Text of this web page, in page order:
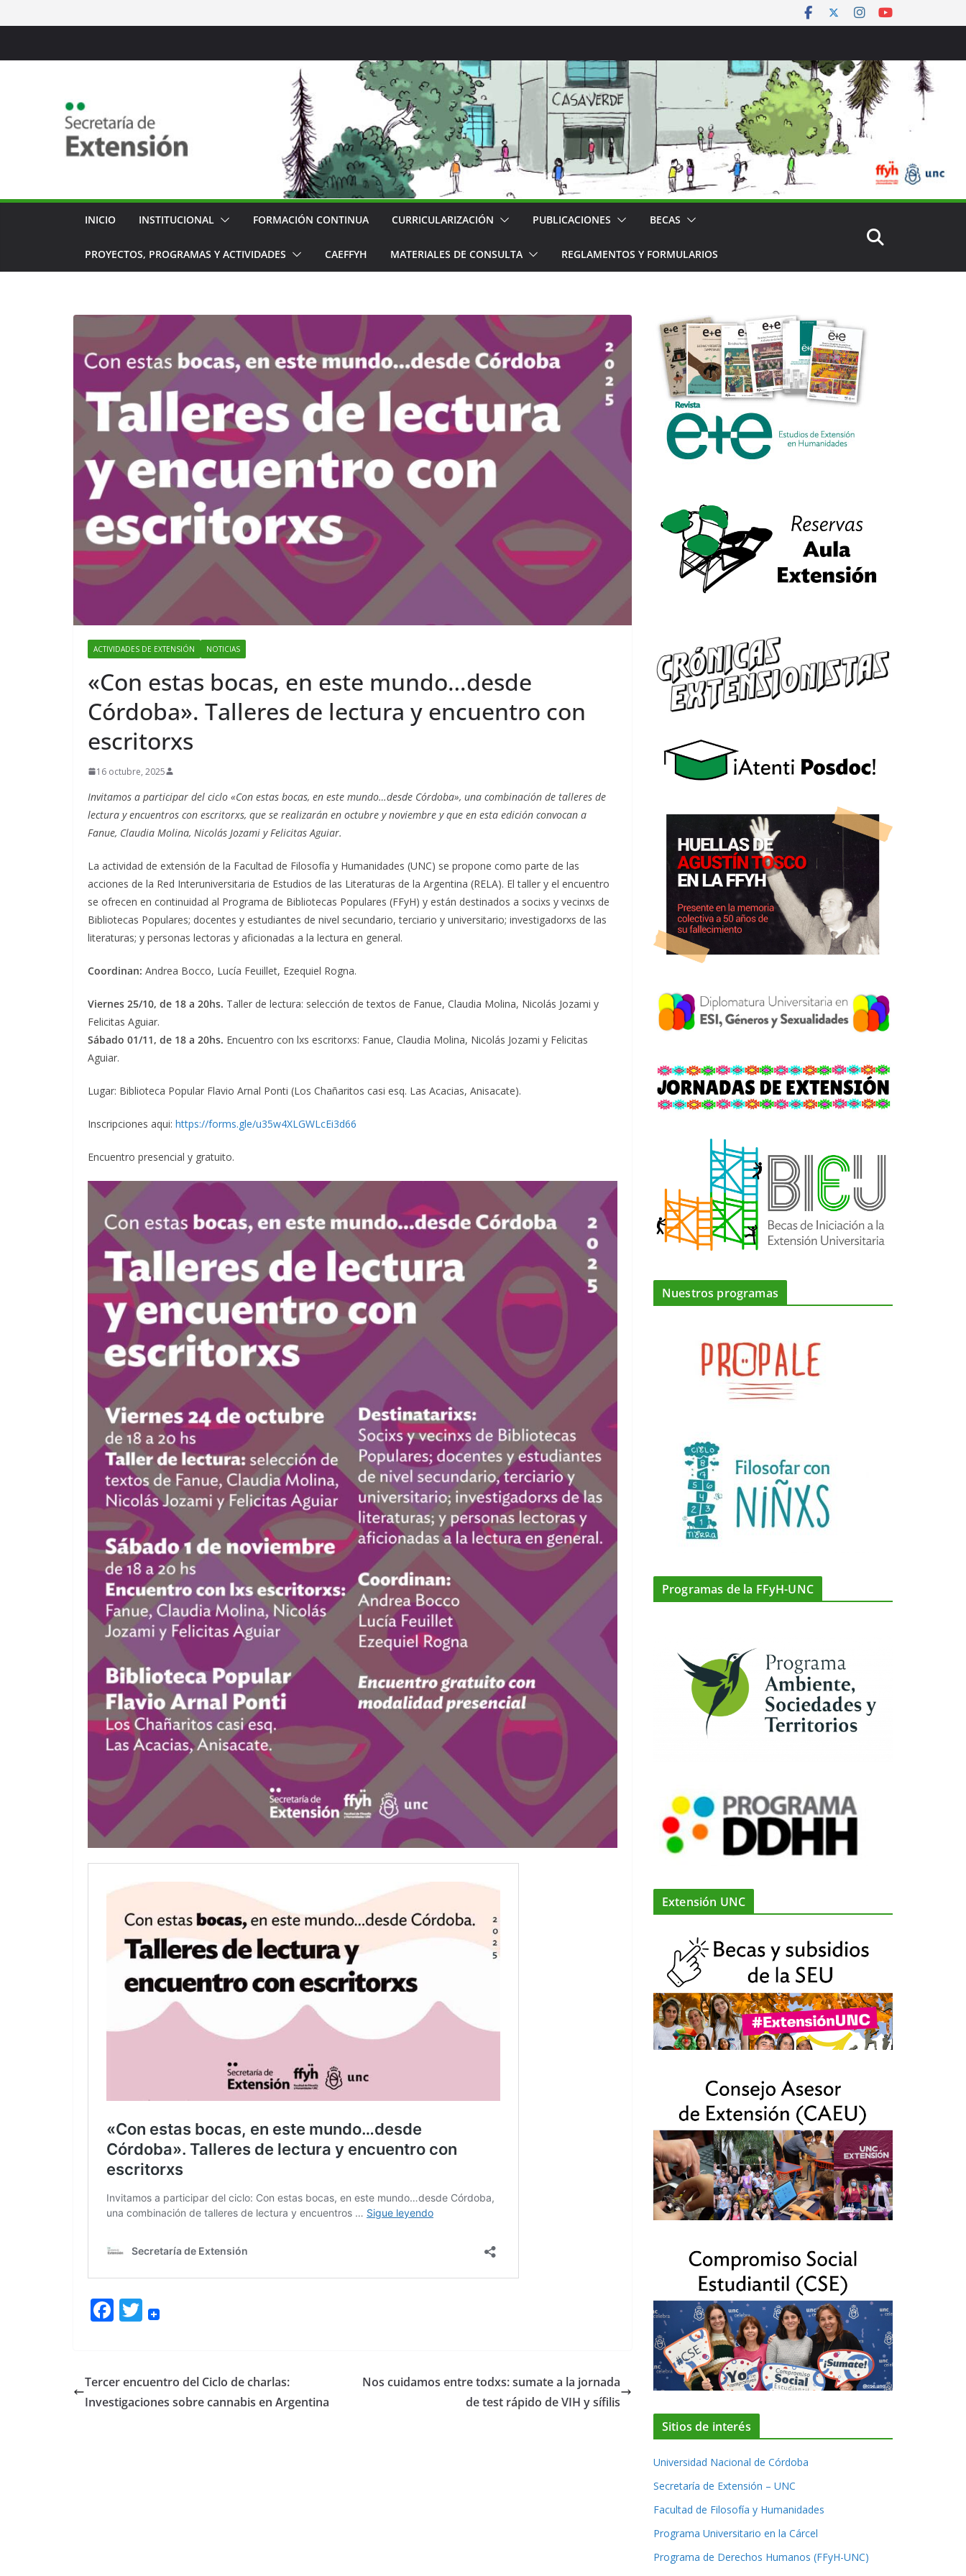
al
INICIO INSTITUCIONAL FORMACIÓN CONTINUA CURRICULARIZACIÓN PUBLICACIONES BECAS
PROYECTOS, PROGRAMAS Y ACTIVIDADES CAEFFYH MATERIALES DE CONSULTA REGLAMENTOS Y FORMULARIOS
ACTIVIDADES DE EXTENSIÓN NOTICIAS
«Con estas bocas, en este mundo…desde
Córdoba». Talleres de lectura y encuentro con
escritorxs
16 octubre, 2025
Invitamos a participar del ciclo «Con estas bocas, en este mundo…desde Córdoba», una combinación de talleres de
lectura y encuentros con escritorxs, que se realizarán en octubre y noviembre y que en esta edición convocan a
Fanue, Claudia Molina, Nicolás Jozami y Felicitas Aguiar.
La actividad de extensión de la Facultad de Filosofía y Humanidades (UNC) se propone como parte de las
acciones de la Red Interuniversitaria de Estudios de las Literaturas de la Argentina (RELA). El taller y el encuentro
se ofrecen en continuidad al Programa de Bibliotecas Populares (FFyH) y están destinados a socixs y vecinxs de
Bibliotecas Populares; docentes y estudiantes de nivel secundario, terciario y universitario; investigadorxs de las
literaturas; y personas lectoras y aficionadas a la lectura en general.
Coordinan: Andrea Bocco, Lucía Feuillet, Ezequiel Rogna.
Viernes 25/10, de 18 a 20hs. Taller de lectura: selección de textos de Fanue, Claudia Molina, Nicolás Jozami y
Felicitas Aguiar.
Sábado 01/11, de 18 a 20hs. Encuentro con lxs escritorxs: Fanue, Claudia Molina, Nicolás Jozami y Felicitas
Aguiar.
Lugar: Biblioteca Popular Flavio Arnal Ponti (Los Chañaritos casi esq. Las Acacias, Anisacate).
Inscripciones aqui: https://forms.gle/u35w4XLGWLcEi3d66
Encuentro presencial y gratuito.
F
b
o
T
er
Tercer encuentro del Ciclo de charlas:
Investigaciones sobre cannabis en Argentina
Nos cuidamos entre todxs: sumate a la jornada
de test rápido de VIH y sífilis
Nuestros programas
Programas de la FFyH-UNC
Extensión UNC
Sitios de interés
Universidad Nacional de Córdoba
Secretaría de Extensión – UNC
Facultad de Filosofía y Humanidades
Programa Universitario en la Cárcel
Programa de Derechos Humanos (FFyH-UNC)